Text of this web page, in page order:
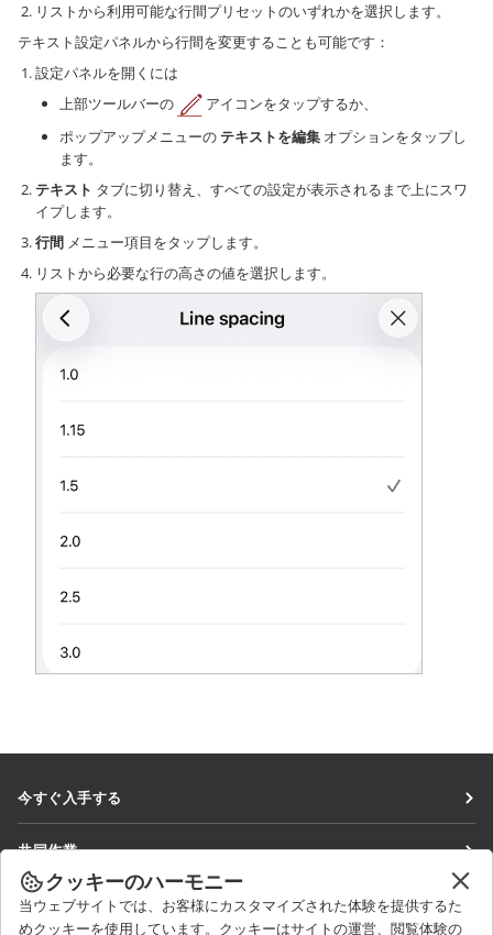
リストから利用可能な行間プリセットのいずれかを選択します。
テキスト設定パネルから行間を変更することも可能です：
設定パネルを開くには
上部ツールバーの
アイコンをタップするか、
ポップアップメニューの テキストを編集 オプションをタップし
ます。
テキスト タブに切り替え、すべての設定が表示されるまで上にスワ
イプします。
行間 メニュー項目をタップします。
リストから必要な行の高さの値を選択します。
今すぐ入手する
DocSpace
Workspace
共同作業
貢献者向け
翻訳者向け
ニュースを見る
クッキーのハーモニー
当ウェブサイトでは、お客様にカスタマイズされた体験を提供するた
めクッキーを使用しています。クッキーはサイトの運営、閲覧体験の